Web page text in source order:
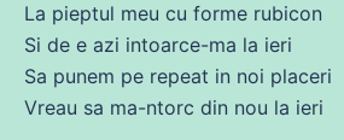
La pieptul meu cu forme rubicon
Si de e azi intoarce-ma la ieri
Sa punem pe repeat in noi placeri
Vreau sa ma-ntorc din nou la ieri